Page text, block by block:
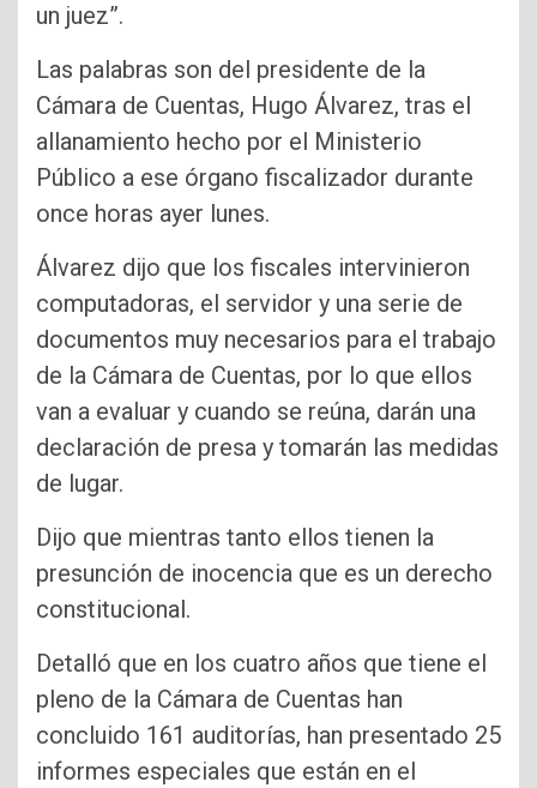
un juez”.
Las palabras son del presidente de la
Cámara de Cuentas, Hugo Álvarez, tras el
allanamiento hecho por el Ministerio
Público a ese órgano fiscalizador durante
once horas ayer lunes.
Álvarez dijo que los fiscales intervinieron
computadoras, el servidor y una serie de
documentos muy necesarios para el trabajo
de la Cámara de Cuentas, por lo que ellos
van a evaluar y cuando se reúna, darán una
declaración de presa y tomarán las medidas
de lugar.
Dijo que mientras tanto ellos tienen la
presunción de inocencia que es un derecho
constitucional.
Detalló que en los cuatro años que tiene el
pleno de la Cámara de Cuentas han
concluido 161 auditorías, han presentado 25
informes especiales que están en el